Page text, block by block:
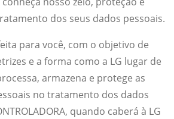
dos seus dados pessoais.
para você, com o objetivo de
e a forma como a LG lugar de
armazena e protege as
no tratamento dos dados
quando caberá à LG